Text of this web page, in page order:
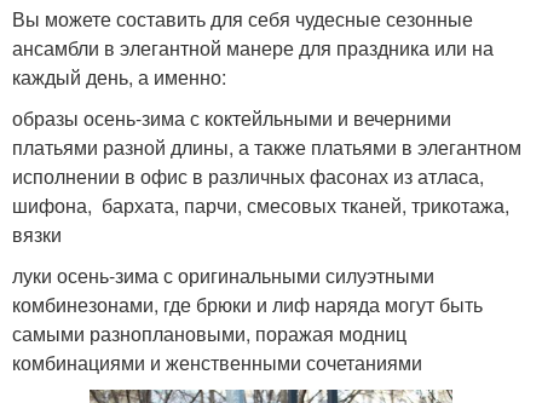
Вы можете составить для себя чудесные сезонные
ансамбли в элегантной манере для праздника или на
каждый день, а именно:
образы осень-зима с коктейльными и вечерними
платьями разной длины, а также платьями в элегантном
исполнении в офис в различных фасонах из атласа,
шифона, бархата, парчи, смесовых тканей, трикотажа,
вязки
луки осень-зима с оригинальными силуэтными
комбинезонами, где брюки и лиф наряда могут быть
самыми разноплановыми, поражая модниц
комбинациями и женственными сочетаниями